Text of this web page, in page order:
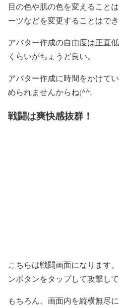
目の色や肌の色を変えること
ーツなどを変更することはでき
アバター作成の自由度は正直
くらいがちょうど良い。
アバター作成に時間をかけて
められませんからね(^^;
戦闘は爽快感抜群！
こちらは戦闘画面になります
ンボタンをタップして攻撃して
もちろん、画面内を縦横無尽